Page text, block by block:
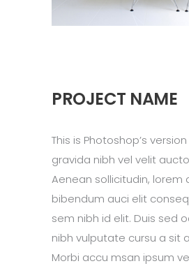
PROJECT NAME
This is Photoshop’s
gravida nibh vel velit
Aenean sollicitudin, lorem
bibendum auci elit
sem nibh id elit. Duis sed
nibh vulputate cursu a sit
Morbi accu msan ipsum